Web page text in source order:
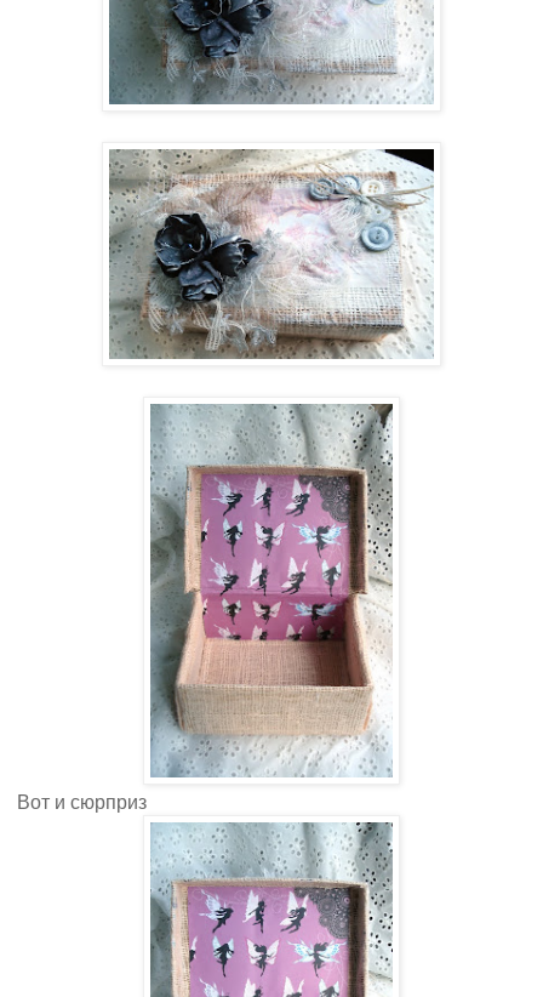
Вот и сюрприз